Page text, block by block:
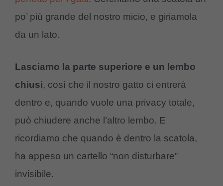
po’ più grande del nostro micio, e giriamola
da un lato.
Lasciamo la parte superiore e un lembo
chiusi, così che il nostro gatto ci entrerà
dentro e, quando vuole una privacy totale,
può chiudere anche l’altro lembo. E
ricordiamo che quando è dentro la scatola,
ha appeso un cartello “non disturbare”
invisibile.